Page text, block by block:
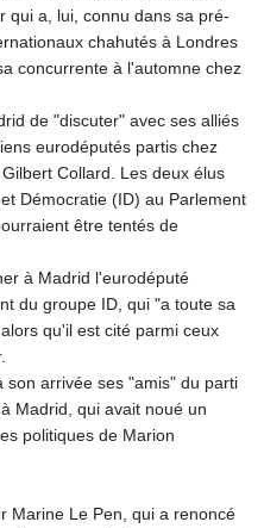
qui a, lui, connu dans sa pré-
chahutés à Londres
concurrente à l'automne chez
de "discuter" avec ses alliés
eurodéputés partis chez
Collard. Les deux élus
Démocratie (ID) au Parlement
être tentés de
à Madrid l'eurodéputé
du groupe ID, qui "a toute sa
qu'il est cité parmi ceux
son arrivée ses "amis" du parti
Madrid, qui avait noué un
politiques de Marion
Marine Le Pen, qui a renoncé